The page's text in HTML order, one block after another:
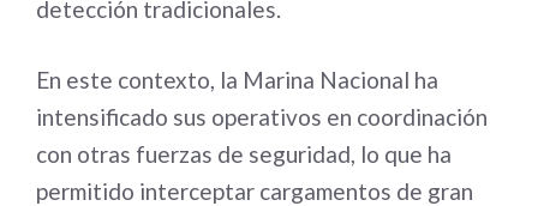
detección tradicionales.
En este contexto, la Marina Nacional ha
intensificado sus operativos en coordinación
con otras fuerzas de seguridad, lo que ha
permitido interceptar cargamentos de gran